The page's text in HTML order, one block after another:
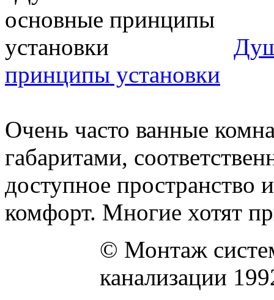
принципы установки
Очень часто ванные
габаритами,
доступное пространство
комфорт. Многие хотят
© Монтаж
канализации